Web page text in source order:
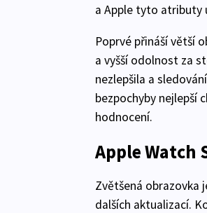
a Apple tyto atributy
Poprvé přináší větší
a vyšší odolnost za
nezlepšila a
bezpochyby nejlepší
hodnocení.
Apple Watch
Zvětšená obrazovka
dalších aktualizací.